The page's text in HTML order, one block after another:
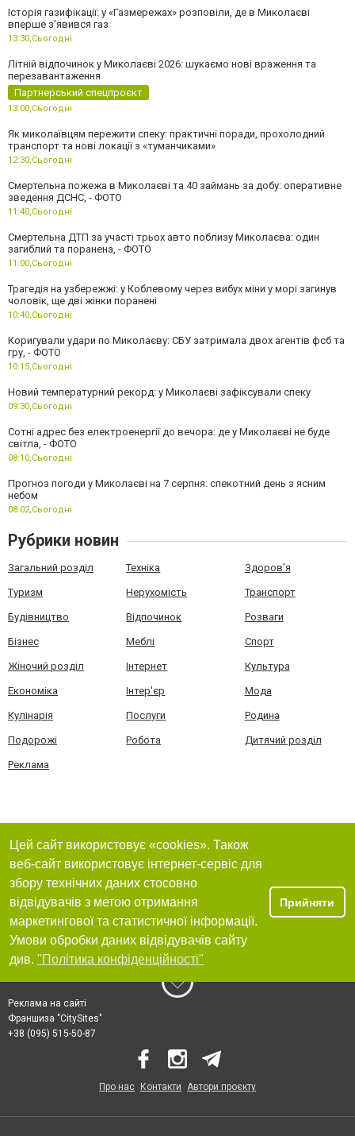
Історія газифікації: у «Газмережах» розповіли, де в Миколаєві
вперше з'явився газ
13:30, Сьогодні
Літній відпочинок у Миколаєві 2026: шукаємо нові враження та
перезавантаження
Партнерський спецпроєкт
13:00, Сьогодні
Як миколаївцям пережити спеку: практичні поради, прохолодний
транспорт та нові локації з «туманчиками»
12:30, Сьогодні
Смертельна пожежа в Миколаєві та 40 займань за добу: оперативне
зведення ДСНС, - ФОТО
11:40, Сьогодні
Смертельна ДТП за участі трьох авто поблизу Миколаєва: один
загиблий та поранена, - ФОТО
11:00, Сьогодні
Трагедія на узбережжі: у Коблевому через вибух міни у морі загинув
чоловік, ще дві жінки поранені
10:40, Сьогодні
Коригували удари по Миколаєву: СБУ затримала двох агентів фсб та
гру, - ФОТО
10:15, Сьогодні
Новий температурний рекорд: у Миколаєві зафіксували спеку
09:30, Сьогодні
Сотні адрес без електроенергії до вечора: де у Миколаєві не буде
світла, - ФОТО
08:10, Сьогодні
Прогноз погоди у Миколаєві на 7 серпня: спекотний день з ясним
небом
08:02, Сьогодні
Рубрики новин
Загальний розділ Техніка Здоров'я
Туризм Нерухомість Транспорт
Будівництво Відпочинок Розваги
Бізнес Меблі Спорт
Жіночий розділ Інтернет Культура
Економіка Інтер'єр Мода
Кулінарія Послуги Родина
Подорожі Робота Дитячий розділ
Реклама
Цей сайт використовує «cookies». Також
веб-сайт використовує інтернет-сервіс для
збору технічних даних стосовно
відвідувачів з метою отримання
маркетингової та статистичної інформації.
Умови обробки даних відвідувачів сайту
див. "Політика конфіденційності"
Прийняти
Реклама на сайті
Франшиза "CitySites"
+38 (095) 515-50-87
Про нас Контакти Автори проєкту